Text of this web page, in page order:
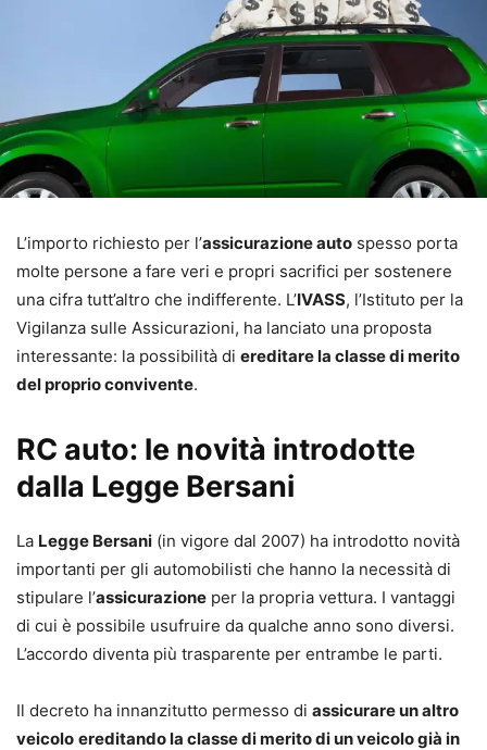
L’importo richiesto per l’assicurazione auto spesso porta
molte persone a fare veri e propri sacrifici per sostenere
una cifra tutt’altro che indifferente. L’IVASS, l’Istituto per la
Vigilanza sulle Assicurazioni, ha lanciato una proposta
interessante: la possibilità di ereditare la classe di merito
del proprio convivente.
RC auto: le novità introdotte
dalla Legge Bersani
La Legge Bersani (in vigore dal 2007) ha introdotto novità
importanti per gli automobilisti che hanno la necessità di
stipulare l’assicurazione per la propria vettura. I vantaggi
di cui è possibile usufruire da qualche anno sono diversi.
L’accordo diventa più trasparente per entrambe le parti.
Il decreto ha innanzitutto permesso di assicurare un altro
veicolo ereditando la classe di merito di un veicolo già in